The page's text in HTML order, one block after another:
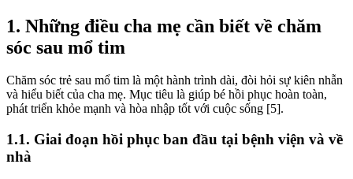
1. Những điều cha mẹ cần biết về chăm
sóc sau mổ tim
Chăm sóc trẻ sau mổ tim là một hành trình dài, đòi hỏi sự kiên nhẫn
và hiểu biết của cha mẹ. Mục tiêu là giúp bé hồi phục hoàn toàn,
phát triển khỏe mạnh và hòa nhập tốt với cuộc sống [5].
1.1. Giai đoạn hồi phục ban đầu tại bệnh viện và về
nhà